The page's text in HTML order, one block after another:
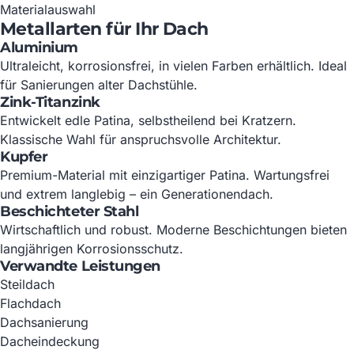
Materialauswahl
Metallarten für Ihr Dach
Aluminium
Ultraleicht, korrosionsfrei, in vielen Farben erhältlich. Ideal
für Sanierungen alter Dachstühle.
Zink-Titanzink
Entwickelt edle Patina, selbstheilend bei Kratzern.
Klassische Wahl für anspruchsvolle Architektur.
Kupfer
Premium-Material mit einzigartiger Patina. Wartungsfrei
und extrem langlebig – ein Generationendach.
Beschichteter Stahl
Wirtschaftlich und robust. Moderne Beschichtungen bieten
langjährigen Korrosionsschutz.
Verwandte Leistungen
Steildach
Flachdach
Dachsanierung
Dacheindeckung